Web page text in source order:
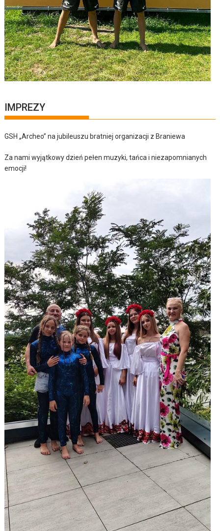
IMPREZY
GSH „Archeo” na jubileuszu bratniej organizacji z Braniewa
Za nami wyjątkowy dzień pełen muzyki, tańca i niezapomnianych
emocji!